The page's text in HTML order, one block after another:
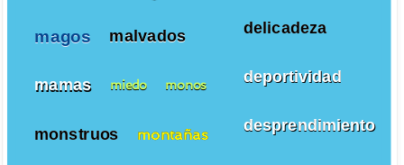
delicadeza
deportividad
desprendimiento
magos malvados
mamas miedo monos
monstruos montañas